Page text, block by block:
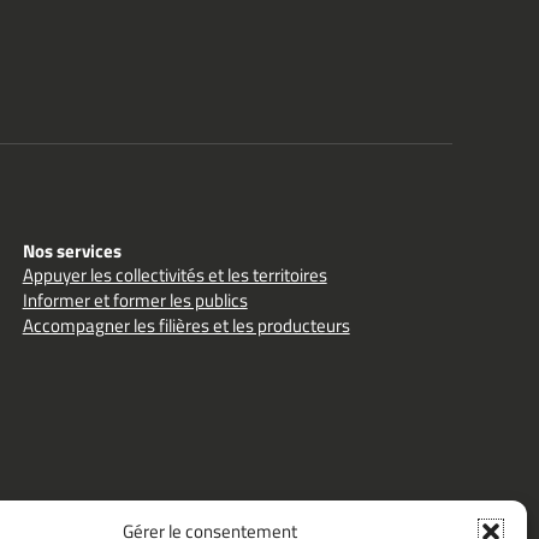
Gérer le consentement
Nos services
Appuyer les collectivités et les territoires
Informer et former les publics
Accompagner les filières et les producteurs